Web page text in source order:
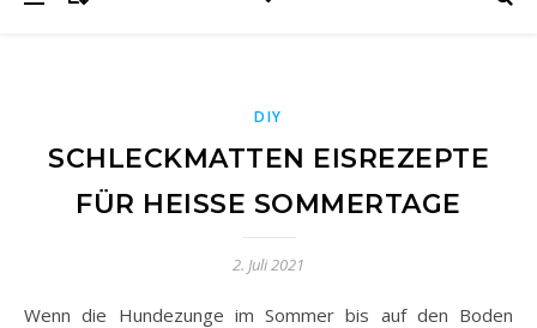
DIY
SCHLECKMATTEN EISREZEPTE
FÜR HEISSE SOMMERTAGE
2. Juli 2021
Wenn die Hundezunge im Sommer bis auf den Boden